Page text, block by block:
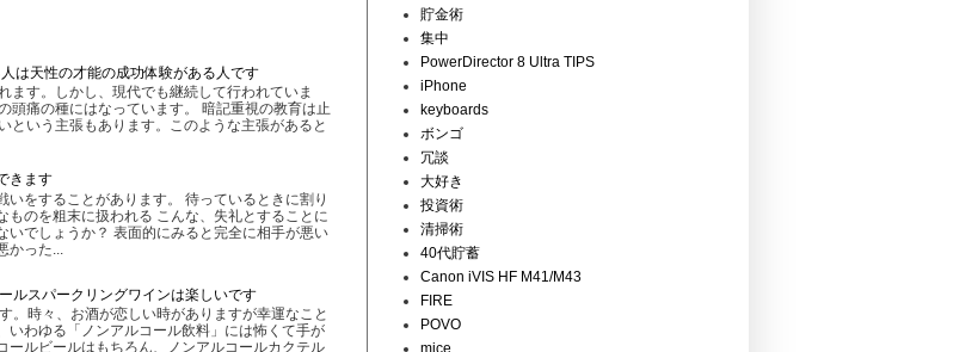
は天性の才能の成功体験がある人です
ます。しかし、現代でも継続して行われていま
頭痛の種にはなっています。 暗記重視の教育は止
という主張もあります。このような主張があると
きます
をすることがあります。 待っているときに割り
ものを粗末に扱われる こんな、失礼とすることに
いでしょうか？ 表面的にみると完全に相手が悪い
った...
ルスパークリングワインは楽しいです
。時々、お酒が恋しい時がありますが幸運なこと
わゆる「ノンアルコール飲料」には怖くて手が
ルビールはもちろん、ノンアルコールカクテル
貯金術
集中
PowerDirector 8 Ultra TIPS
iPhone
keyboards
ボンゴ
冗談
大好き
投資術
清掃術
40代貯蓄
Canon iVIS HF M41/M43
FIRE
POVO